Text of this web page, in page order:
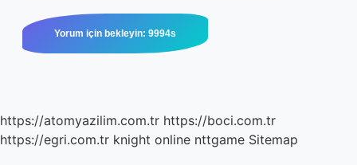
https://atomyazilim.com.tr https://boci.com.tr
https://egri.com.tr knight online nttgame Sitemap